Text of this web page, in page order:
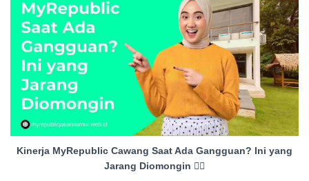
Kinerja MyRepublic Cawang Saat Ada Gangguan? Ini yang
Jarang Diomongin 😮‍💨